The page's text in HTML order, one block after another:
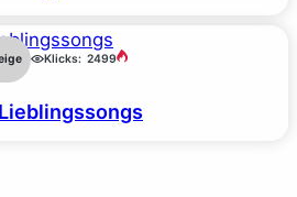
Klicks: 2499